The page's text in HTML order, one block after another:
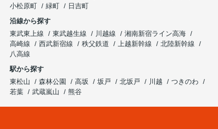
小松原町
緑町
日吉町
沿線から探す
東武東上線
東武越生線 川越線
湘南新宿ライン高海
高崎線
西武新宿線 秩父鉄道 上越新幹線
北陸新幹線
八高線
駅から探す
東松山
森林公園 高坂 坂戸 北坂戸 川越
つきのわ
若葉
武蔵嵐山 熊谷